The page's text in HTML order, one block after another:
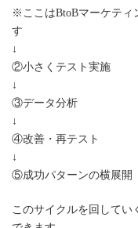
※ここはBtoBマーケティ
す
↓
②小さくテスト実施
↓
③データ分析
↓
④改善・再テスト
↓
⑤成功パターンの横展開
このサイクルを回して